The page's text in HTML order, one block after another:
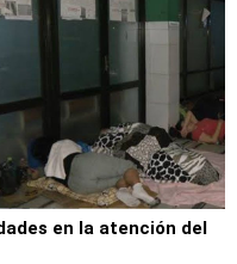
en la atención del